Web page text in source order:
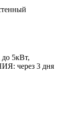
5кВт,
через 3 дня